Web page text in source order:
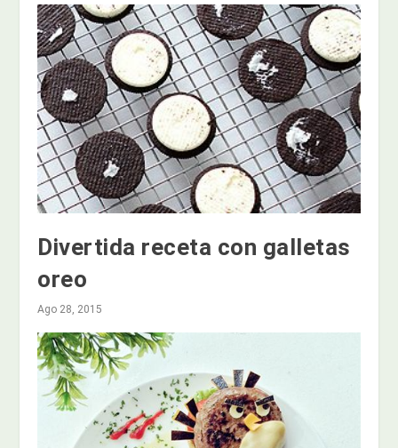
Divertida receta con galletas
oreo
Ago 28, 2015